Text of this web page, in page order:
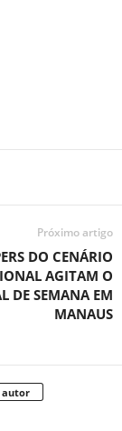
Próximo artigo
DO CENÁRIO
AGITAM O
DE SEMANA EM
MANAUS
autor